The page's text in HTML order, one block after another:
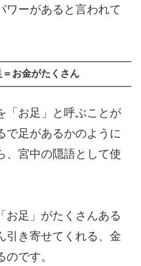
ワーがあると言われて
お金がたくさん
「お足」と呼ぶことが
で足があるかのように
、宮中の隠語として使
お足」がたくさんある
引き寄せてくれる、金
です。